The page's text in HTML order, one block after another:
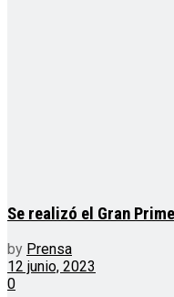
Se realizó el Gran
by Prensa
12 junio, 2023
0